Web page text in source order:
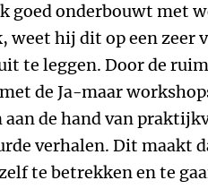
goed onderbouwt met
weet hij dit op een zeer
te leggen. Door de
de Ja-maar
de hand van
verhalen. Dit maakt
te betrekken en te